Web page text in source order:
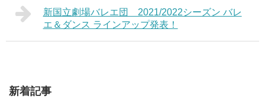
新国立劇場バレエ団 2021/2022シーズン バレ
エ＆ダンス ラインアップ発表！
新着記事